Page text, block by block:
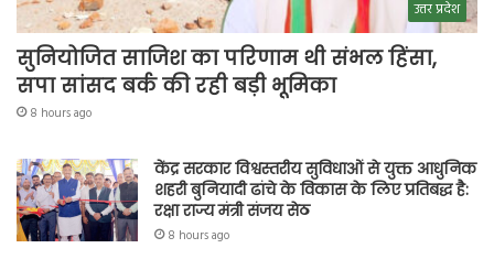
उत्तर प्रदेश
सुनियोजित साजिश का परिणाम थी संभल हिंसा,
सपा सांसद बर्क की रही बड़ी भूमिका
8 hours ago
केंद्र सरकार विश्वस्तरीय सुविधाओं से युक्त आधुनिक
शहरी बुनियादी ढांचे के विकास के लिए प्रतिबद्ध है:
रक्षा राज्य मंत्री संजय सेठ
8 hours ago